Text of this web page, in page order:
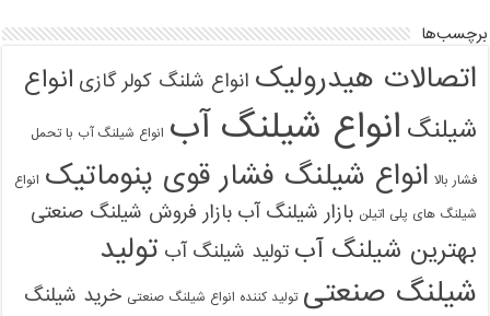
برچسب‌ها
اتصالات هیدرولیک انواع شلنگ کولر گازی انواع
شیلنگ انواع شیلنگ آب انواع شیلنگ آب با تحمل
فشار بالا انواع شیلنگ فشار قوی پنوماتیک انواع
شیلنگ های پلی اتیلن بازار شیلنگ آب بازار فروش شیلنگ صنعتی
بهترین شیلنگ آب تولید شیلنگ آب تولید
شیلنگ صنعتی تولید کننده انواع شیلنگ صنعتی خرید شیلنگ